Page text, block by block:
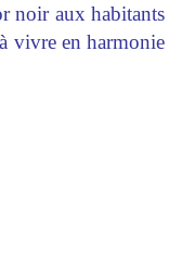
noir aux habitants
vivre en harmonie